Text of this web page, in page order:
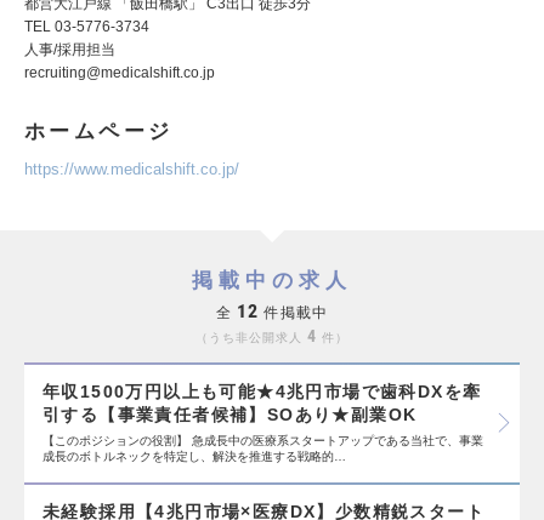
都営大江戸線 「飯田橋駅」 C3出口 徒歩3分
TEL 03-5776-3734
人事/採用担当
recruiting@medicalshift.co.jp
ホームページ
https://www.medicalshift.co.jp/
掲載中の求人
全 12 件掲載中
うち非公開求人 4 件
年収1500万円以上も可能★4兆円市場で歯科DXを牽
引する【事業責任者候補】SOあり★副業OK
【このポジションの役割】 急成長中の医療系スタートアップである当社で、事業
成長のボトルネックを特定し、解決を推進する戦略的…
未経験採用【4兆円市場×医療DX】少数精鋭スタート